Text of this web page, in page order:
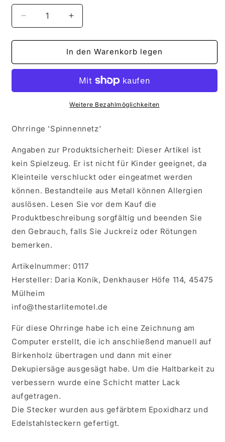
Verringere
die
Menge
Ohrringe
Erhöhe
die
Menge
für
Ohrringe
In den Warenkorb legen
Weitere Bezahlmöglichkeiten
Ohrringe 'Spinnennetz'
Angaben zur Produktsicherheit: Dieser Artikel ist
kein Spielzeug. Er ist nicht für Kinder geeignet, da
Kleinteile verschluckt oder eingeatmet werden
können. Bestandteile aus Metall können Allergien
auslösen. Lesen Sie vor dem Kauf die
Produktbeschreibung sorgfältig und beenden Sie
den Gebrauch, falls Sie Juckreiz oder Rötungen
bemerken.
Artikelnummer: 0117
Hersteller: Daria Konik, Denkhauser Höfe 114, 45475
Mülheim
info@thestarlitemotel.de
Für diese Ohrringe habe ich eine Zeichnung am
Computer erstellt, die ich anschließend manuell auf
Birkenholz übertragen und dann mit einer
Dekupiersäge ausgesägt habe. Um die Haltbarkeit zu
verbessern wurde eine Schicht matter Lack
aufgetragen.
Die Stecker wurden aus gefärbtem Epoxidharz und
Edelstahlsteckern gefertigt.